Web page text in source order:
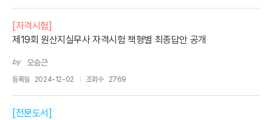
[자격시험]
제19회 원산지실무사 자격시험 책형별 최종답안 공개
by 오승근
등록일 2024-12-02 조회수 2769
[전문도서]